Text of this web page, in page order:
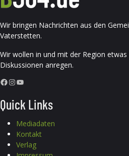
Wir bringen Nachrichten aus den
Vaterstetten.
Wir wollen in und mit der Region
Diskussionen anregen.
Facebook InstagramYouTube
Quick Links
Mediadaten
Kontakt
Verlag